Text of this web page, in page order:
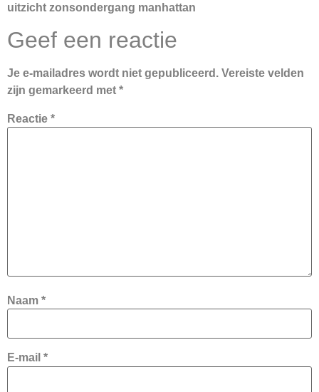
uitzicht zonsondergang manhattan
Geef een reactie
Je e-mailadres wordt niet gepubliceerd. Vereiste velden
zijn gemarkeerd met *
Reactie *
Naam *
E-mail *